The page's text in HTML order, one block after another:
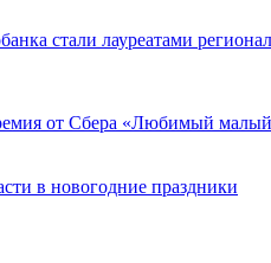
стали лауреатами
от Сбера «Любимый малый
в новогодние праздники